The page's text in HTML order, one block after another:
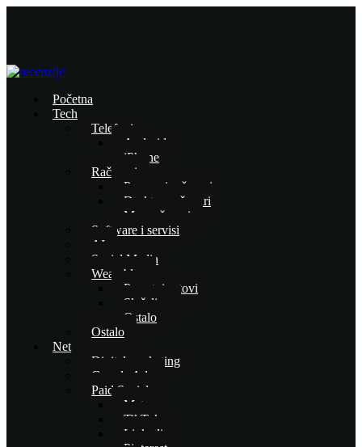
Početna
Tech
Telefoni
Android
iPhone
Računari
Prenosni računari
Desktop računari
Mac računari
Software i servisi
AI
Social Media
Wearables
Pametni satovi
Slušalice
Ostalo
Ostalo
Net
Digital marketing
Google Ads
Paid Social
Meta
TikTok
Linkedin